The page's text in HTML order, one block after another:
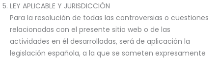
LEY APLICABLE Y JURISDICCIÓN
Para la resolución de todas las controversias o cuestiones
relacionadas con el presente sitio web o de las
actividades en él desarrolladas, será de aplicación la
legislación española, a la que se someten expresamente